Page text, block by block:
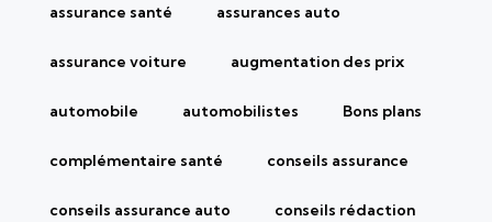
assurance santé assurances auto
assurance voiture augmentation des prix
automobile automobilistes Bons plans
complémentaire santé conseils assurance
conseils assurance auto conseils rédaction